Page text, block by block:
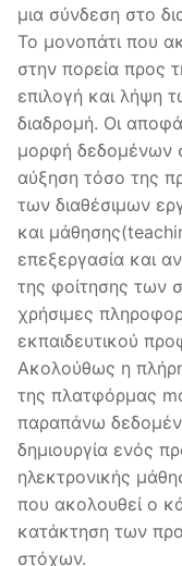
μια σύνδεση στο
Το μονοπάτι που
στην πορεία προς
επιλογή και λήψη
διαδρομή. Οι
μορφή δεδομένων
αύξηση τόσο της
των διαθέσιμων
και
επεξεργασία και
της φοίτησης των
χρήσιμες
εκπαιδευτικού
Ακολούθως η
της πλατφόρμας
παραπάνω
δημιουργία ενός
ηλεκτρονικής
που ακολουθεί ο
κατάκτηση των
στόχων.